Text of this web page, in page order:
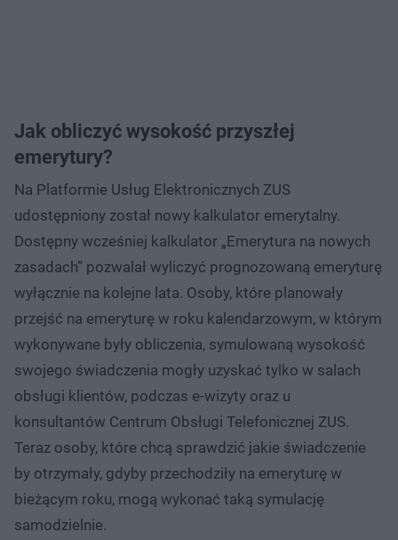
Jak obliczyć wysokość przyszłej
emerytury?
Na Platformie Usług Elektronicznych ZUS
udostępniony został nowy kalkulator emerytalny.
Dostępny wcześniej kalkulator „Emerytura na nowych
zasadach” pozwalał wyliczyć prognozowaną emeryturę
wyłącznie na kolejne lata. Osoby, które planowały
przejść na emeryturę w roku kalendarzowym, w którym
wykonywane były obliczenia, symulowaną wysokość
swojego świadczenia mogły uzyskać tylko w salach
obsługi klientów, podczas e-wizyty oraz u
konsultantów Centrum Obsługi Telefonicznej ZUS.
Teraz osoby, które chcą sprawdzić jakie świadczenie
by otrzymały, gdyby przechodziły na emeryturę w
bieżącym roku, mogą wykonać taką symulację
samodzielnie.